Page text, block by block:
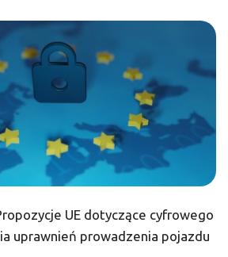
UE dotyczące cyfrowego
uprawnień prowadzenia pojazdu